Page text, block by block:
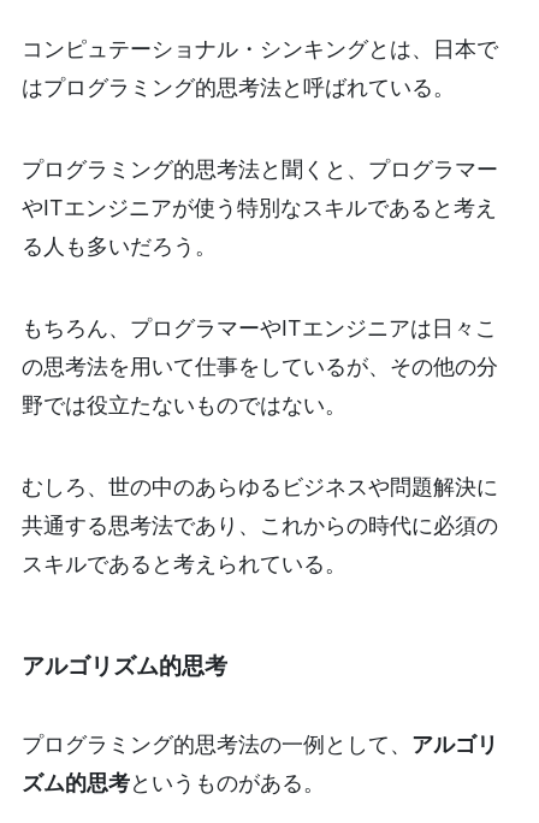
コンピュテーショナル・シンキングとは、日本で
はプログラミング的思考法と呼ばれている。
プログラミング的思考法と聞くと、プログラマー
やITエンジニアが使う特別なスキルであると考え
る人も多いだろう。
もちろん、プログラマーやITエンジニアは日々こ
の思考法を用いて仕事をしているが、その他の分
野では役立たないものではない。
むしろ、世の中のあらゆるビジネスや問題解決に
共通する思考法であり、これからの時代に必須の
スキルであると考えられている。
アルゴリズム的思考
プログラミング的思考法の一例として、 アルゴリ
ズム的思考というものがある。